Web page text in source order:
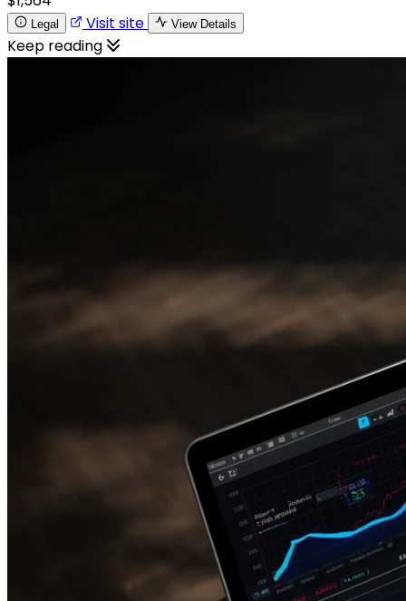
Legal Visit site View Details
Keep reading